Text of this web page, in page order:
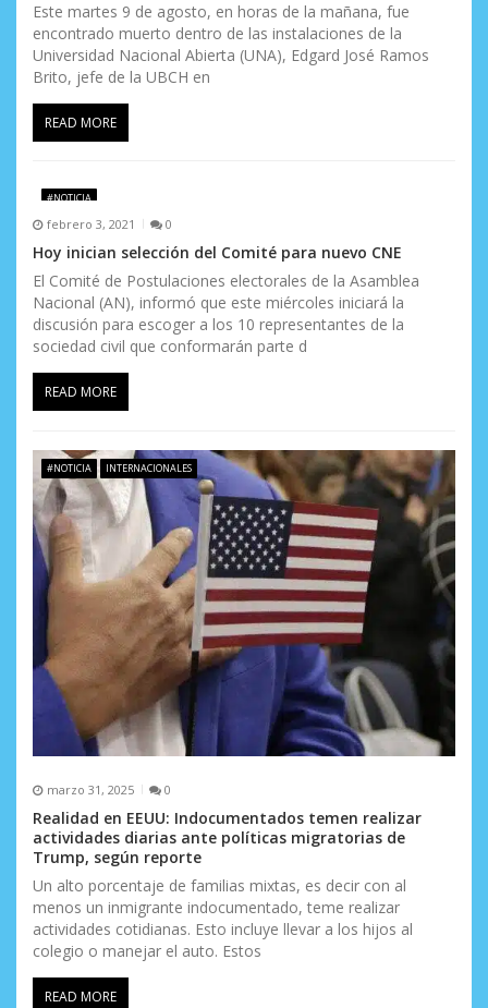
Este martes 9 de agosto, en horas de la mañana, fue
encontrado muerto dentro de las instalaciones de la
Universidad Nacional Abierta (UNA), Edgard José Ramos
Brito, jefe de la UBCH en
READ MORE
#NOTICIA
febrero 3, 2021 0
Hoy inician selección del Comité para nuevo CNE
El Comité de Postulaciones electorales de la Asamblea
Nacional (AN), informó que este miércoles iniciará la
discusión para escoger a los 10 representantes de la
sociedad civil que conformarán parte d
READ MORE
#NOTICIA INTERNACIONALES
marzo 31, 2025 0
Realidad en EEUU: Indocumentados temen realizar
actividades diarias ante políticas migratorias de
Trump, según reporte
Un alto porcentaje de familias mixtas, es decir con al
menos un inmigrante indocumentado, teme realizar
actividades cotidianas. Esto incluye llevar a los hijos al
colegio o manejar el auto. Estos
READ MORE